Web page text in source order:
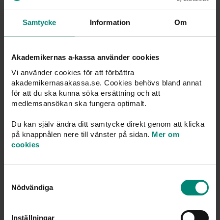
Samtycke Information Om
Akademikernas a-kassa använder cookies
Vi använder cookies för att förbättra
akademikernasakassa.se. Cookies behövs bland annat
för att du ska kunna söka ersättning och att
medlemsansökan ska fungera optimalt.
Du kan själv ändra ditt samtycke direkt genom att klicka
på knappnålen nere till vänster på sidan. Mer om
cookies
Nödvändiga
Inställningar
som vd är hon fortfarande arbetssökande. Trots dubbel
examen och imponerande CV.
– Jag önskar att fler förstod hur
värdefull a-kassan är – innan de
blir arbetslösa.
– Flera gånger har jag fått svaret att det har varit för